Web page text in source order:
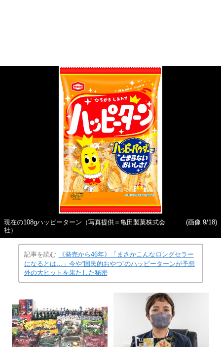
現在の108gハッピーターン（写真提供＝亀田製菓株式会
社）
(画像 9/18)
記事を読む
《発売から46年》「まさかこんなロングセラー
になるとは…」今や“国民的おやつ”のハッピーターンが予想
外の大ヒットを果たした秘密